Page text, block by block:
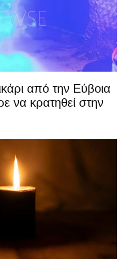
από την Εύβοια
να κρατηθεί στην